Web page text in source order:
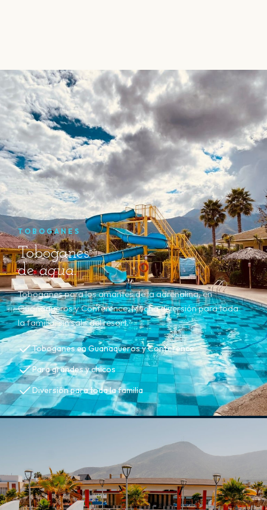
TOBOGANES
Toboganes
deagua.
Toboganes para los amantes de la adrenalina, en
Guanaqueros y Conference. Mucha diversión para toda
la familia, sin salir del resort.
Toboganes en Guanaqueros y Conference
Para grandes y chicos
Diversión para toda la familia